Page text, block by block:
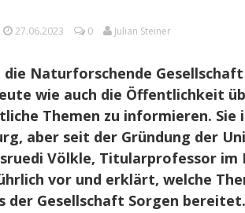
27.06.2023 0 Julian Steiner
Naturforschende Gesellschaft
wie auch die Öffentlichkeit
Themen zu informieren.
aber seit der Gründung der
Völkle, Titularprofessor im
vor und erklärt, welche
der Gesellschaft Sorgen bereitet.